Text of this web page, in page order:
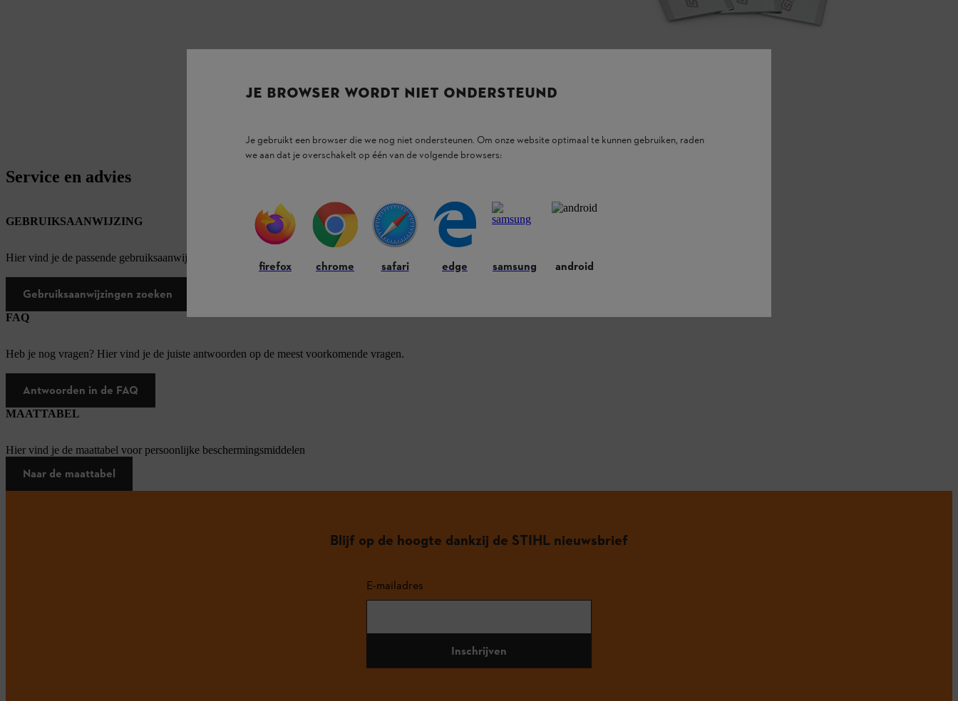
Service en advies
GEBRUIKSAANWIJZING
Hier vind je de passende gebruiksaanwijzingen voor onze STIHL producten.
Gebruiksaanwijzingen zoeken
FAQ
Heb je nog vragen? Hier vind je de juiste antwoorden op de meest voorkomende vragen.
Antwoorden in de FAQ
MAATTABEL
Hier vind je de maattabel voor persoonlijke beschermingsmiddelen
Naar de maattabel
Blijf op de hoogte dankzij de STIHL nieuwsbrief
E-mailadres
Inschrijven
JE BROWSER WORDT NIET ONDERSTEUND
Je gebruikt een browser die we nog niet ondersteunen. Om onze website optimaal te kunnen gebruiken, raden
we aan dat je overschakelt op één van de volgende browsers:
firefox chrome safari edge samsung android